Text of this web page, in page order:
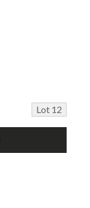
Lot 12